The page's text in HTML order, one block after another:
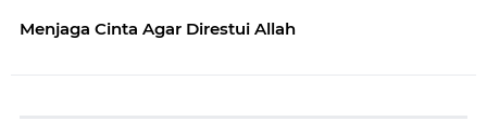
Menjaga Cinta Agar Direstui Allah